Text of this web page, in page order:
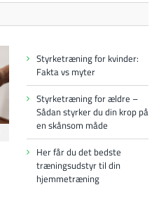
Styrketræning for kvinder:
Fakta vs myter
Styrketræning for ældre –
Sådan styrker du din krop på
en skånsom måde
Her får du det bedste
træningsudstyr til din
hjemmetræning